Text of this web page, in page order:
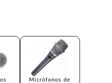
Micrófonos de